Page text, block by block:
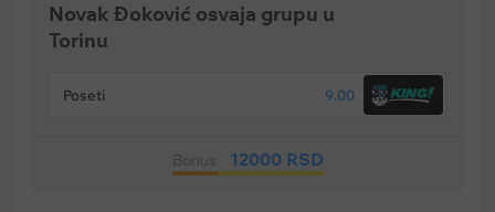
Novak Đoković osvaja grupu u
Torinu
Bonus 12000 RSD
Poseti 9.00